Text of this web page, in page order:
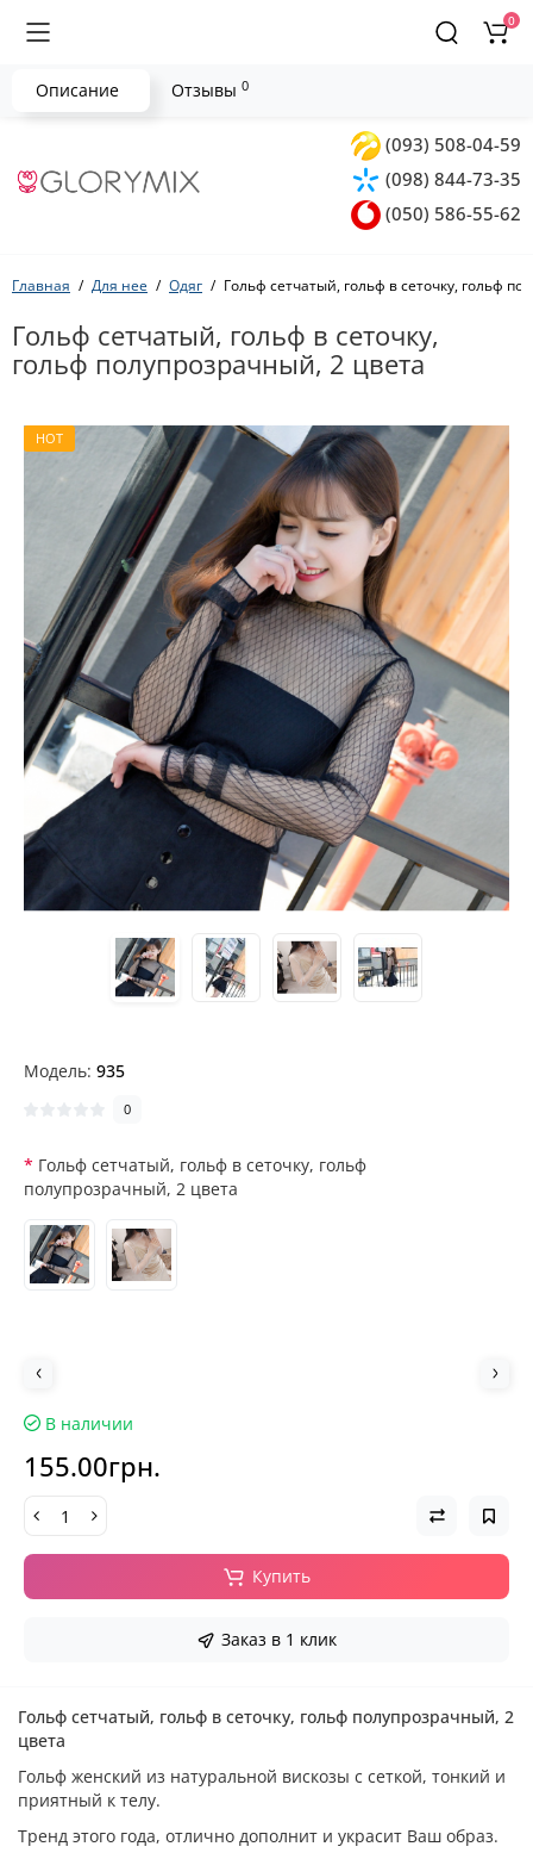
(093) 508-04-59
(098) 844-73-35
(050) 586-55-62
0
Главная Для нее Одяг Гольф сетчатый, гольф в сеточку, гольф
Гольф сетчатый, гольф в сеточку,
гольф полупрозрачный, 2 цвета
HOT
Модель: 935
0
Гольф сетчатый, гольф в сеточку, гольф
полупрозрачный, 2 цвета
В наличии
155.00грн.
Купить
Заказ в 1 клик
Описание Отзывы 0
Гольф сетчатый, гольф в сеточку, гольф полупрозрачный, 2
цвета
Гольф женский из натуральной вискозы с сеткой, тонкий и
приятный к телу.
Тренд этого года, отлично дополнит и украсит Ваш образ.